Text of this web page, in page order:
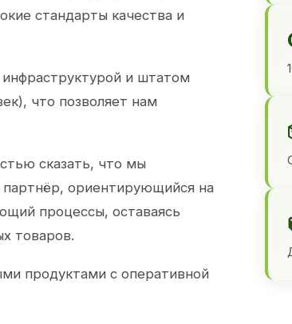
стандарты качества и
и штатом
что позволяет нам
сказать, что мы
партнёр, ориентирующийся на
процессы, оставаясь
товаров.
продуктами с оперативной